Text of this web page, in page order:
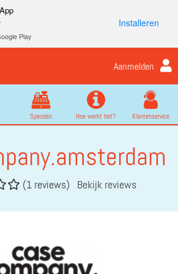
Play
Installeren
Aanmelden
Spenden Hoe werkt het? Klantenservice
(1 reviews) Bekijk reviews